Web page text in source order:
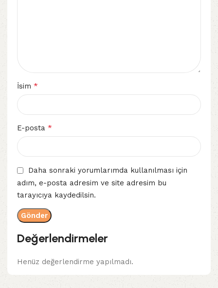
Değerlendirmeler
Henüz değerlendirme yapılmadı.
İsim *
E-posta *
Daha sonraki yorumlarımda kullanılması için
adım, e-posta adresim ve site adresim bu
tarayıcıya kaydedilsin.